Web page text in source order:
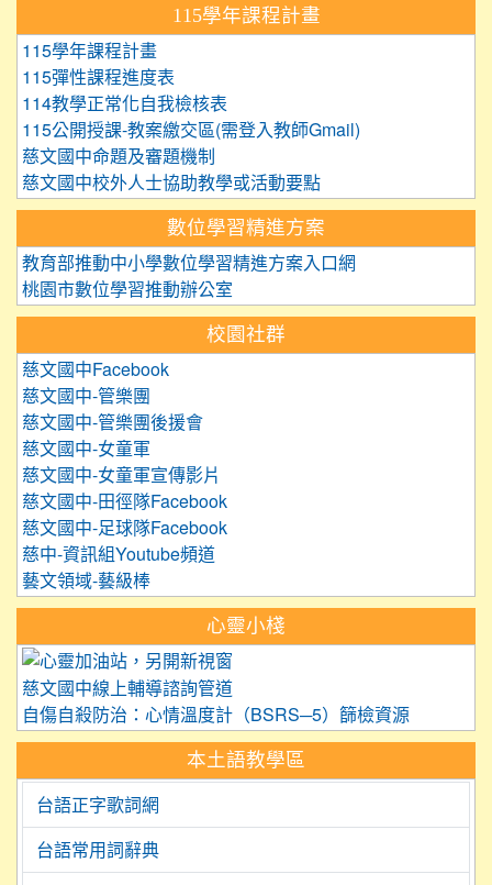
115學年課程計畫
115學年課程計畫
115彈性課程進度表
114教學正常化自我檢核表
115公開授課-教案繳交區(需登入教師Gmail)
慈文國中命題及審題機制
慈文國中校外人士協助教學或活動要點
數位學習精進方案
教育部推動中小學數位學習精進方案入口網
桃園市數位學習推動辦公室
校園社群
慈文國中Facebook
慈文國中-管樂團
慈文國中-管樂團後援會
慈文國中-女童軍
慈文國中-女童軍宣傳影片
慈文國中-田徑隊Facebook
慈文國中-足球隊Facebook
慈中-資訊組Youtube頻道
藝文領域-藝級棒
心靈小棧
慈文國中線上輔導諮詢管道
自傷自殺防治：心情溫度計（BSRS─5）篩檢資源
本土語教學區
台語正字歌詞網
台語常用詞辭典